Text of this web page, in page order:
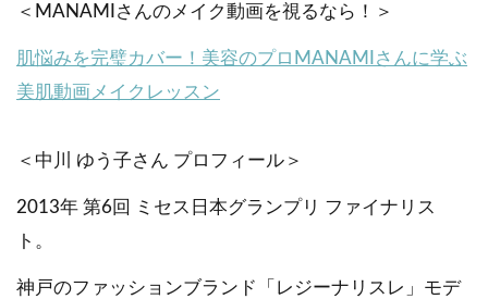
＜MANAMIさんのメイク動画を視るなら！＞
肌悩みを完璧カバー！美容のプロMANAMIさんに学ぶ
美肌動画メイクレッスン
＜中川 ゆう子さん プロフィール＞
2013年 第6回 ミセス日本グランプリ ファイナリス
ト。
神戸のファッションブランド「レジーナリスレ」モデ